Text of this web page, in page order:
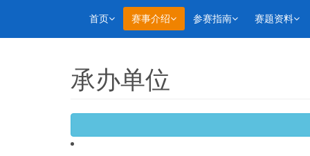
首页 赛事介绍 参赛指南 赛题资料
承办单位